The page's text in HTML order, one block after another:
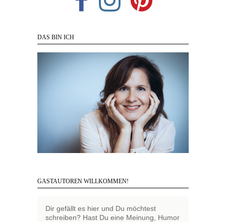
DAS BIN ICH
GASTAUTOREN WILLKOMMEN!
Dir gefällt es hier und Du möchtest
schreiben? Hast Du eine Meinung, Humor